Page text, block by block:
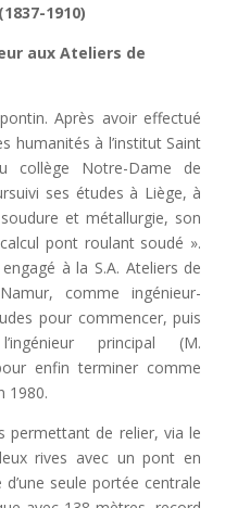
1910)
aux Ateliers de
Après avoir effectué
humanités à l’institut Saint
collège Notre-Dame de
ses études à Liège, à
et métallurgie, son
pont roulant soudé ».
à la S.A. Ateliers de
comme ingénieur-
pour commencer, puis
principal (M.
enfin terminer comme
1980.
permettant de relier, via le
rives avec un pont en
seule portée centrale